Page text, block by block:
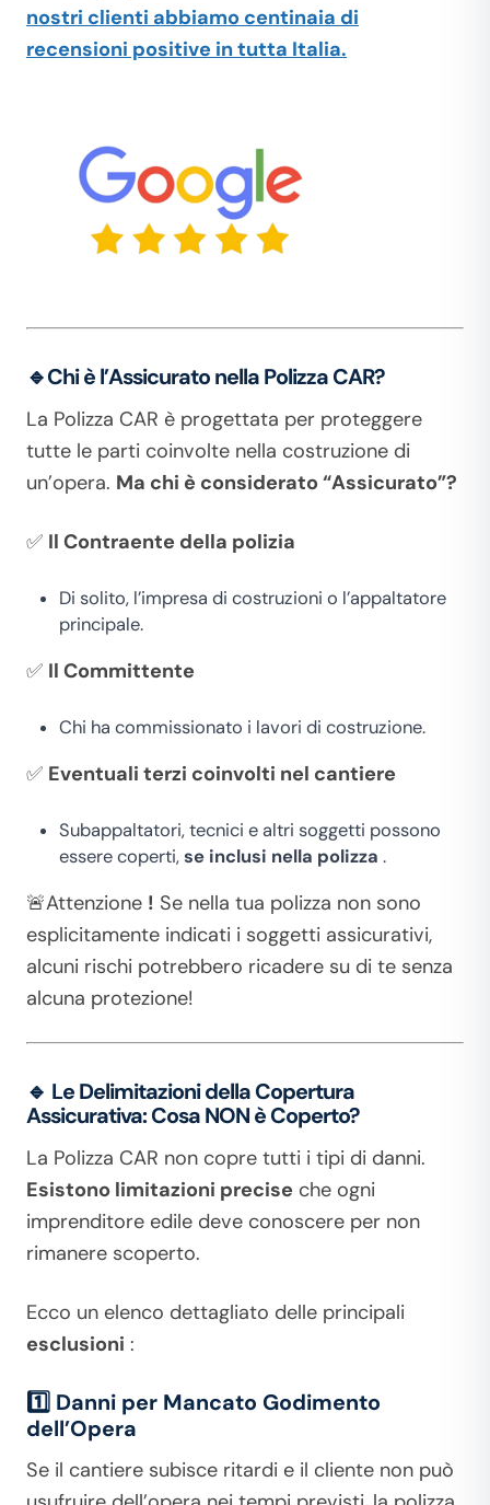
nostri clienti abbiamo centinaia di
recensioni positive in tutta Italia.
🔹Chiè l’Assicurato nella Polizza CAR?
La Polizza CAR è progettata per proteggere
tutte le parti coinvolte nella costruzione di
un’opera. Ma chi è considerato “Assicurato”?
✅ Il Contraente della polizia
Di solito, l’impresa di costruzioni o l’appaltatore
principale.
✅ Il Committente
Chi ha commissionato i lavori di costruzione.
✅ Eventuali terzi coinvolti nel cantiere
Subappaltatori, tecnici e altri soggetti possono
essere coperti,se inclusi nella polizza .
🚨Attenzione ! Se nella tua polizza non sono
esplicitamente indicati i soggetti assicurativi,
alcuni rischi potrebbero ricadere su di te senza
alcuna protezione!
🔹 Le Delimitazioni della Copertura
Assicurativa: Cosa NON è Coperto?
La Polizza CAR non copre tutti i tipi di danni.
Esistono limitazioni precise che ogni
imprenditore edile deve conoscere per non
rimanere scoperto.
Ecco un elenco dettagliato delle principali
esclusioni :
1️⃣ Danni per Mancato Godimento
dell’Opera
Se il cantiere subisce ritardi e il cliente non può